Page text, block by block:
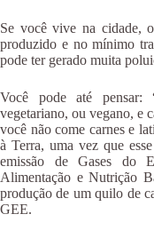
Se você vive na cidade,
produzido e no mínimo
pode ter gerado muita
Você pode até pensar:
vegetariano, ou vegano, e
você não come carnes e
à Terra, uma vez que
emissão de Gases do
Alimentação e Nutrição
produção de um quilo de
GEE.